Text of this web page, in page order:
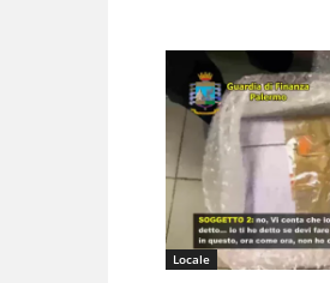
Locale